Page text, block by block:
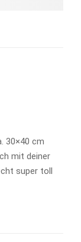
30×40 cm
mit deiner
super toll